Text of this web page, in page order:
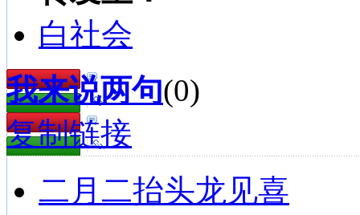
白社会
我来说两句(0)
复制链接
二月二抬头龙见喜